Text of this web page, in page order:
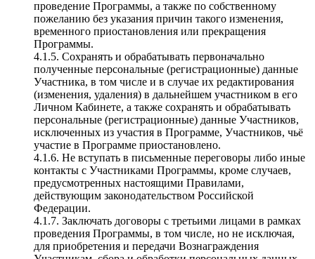
проведение Программы, а также по собственному
пожеланию без указания причин такого изменения,
временного приостановления или прекращения
Программы.
4.1.5. Сохранять и обрабатывать первоначально
полученные персональные (регистрационные) данные
Участника, в том числе и в случае их редактирования
(изменения, удаления) в дальнейшем участником в его
Личном Кабинете, а также сохранять и обрабатывать
персональные (регистрационные) данные Участников,
исключенных из участия в Программе, Участников, чьё
участие в Программе приостановлено.
4.1.6. Не вступать в письменные переговоры либо иные
контакты с Участниками Программы, кроме случаев,
предусмотренных настоящими Правилами,
действующим законодательством Российской
Федерации.
4.1.7. Заключать договоры с третьими лицами в рамках
проведения Программы, в том числе, но не исключая,
для приобретения и передачи Вознаграждения